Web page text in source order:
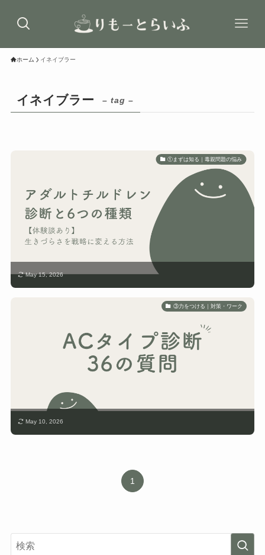
ホーム イネイブラー
イネイブラー – tag –
①まずは知る｜毒親問題の悩み
May 15, 2026
③力をつける｜対策・ワーク
May 10, 2026
1